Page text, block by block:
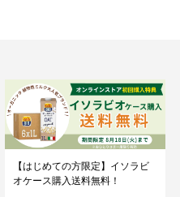
【はじめての方限定】イソラビ
オケース購入送料無料！